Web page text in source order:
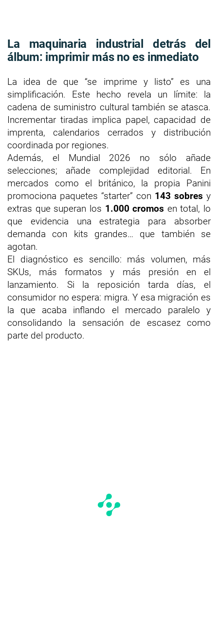
La maquinaria industrial detrás del
álbum: imprimir más no es inmediato
La idea de que “se imprime y listo” es una
simplificación. Este hecho revela un límite: la
cadena de suministro cultural también se atasca.
Incrementar tiradas implica papel, capacidad de
imprenta, calendarios cerrados y distribución
coordinada por regiones.
Además, el Mundial 2026 no sólo añade
selecciones; añade complejidad editorial. En
mercados como el británico, la propia Panini
promociona paquetes “starter” con 143 sobres y
extras que superan los 1.000 cromos en total, lo
que evidencia una estrategia para absorber
demanda con kits grandes… que también se
agotan.
El diagnóstico es sencillo: más volumen, más
SKUs, más formatos y más presión en el
lanzamiento. Si la reposición tarda días, el
consumidor no espera: migra. Y esa migración es
la que acaba inflando el mercado paralelo y
consolidando la sensación de escasez como
parte del producto.